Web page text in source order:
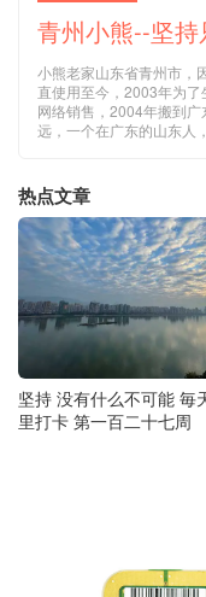
青州小熊--坚持
小熊老家山东省青州市，
直使用至今，2003年为
网络销售，2004年搬到
远，一个在广东的山东人
热点文章
坚持 没有什么不可能 毎
里打卡 第一百二十七周